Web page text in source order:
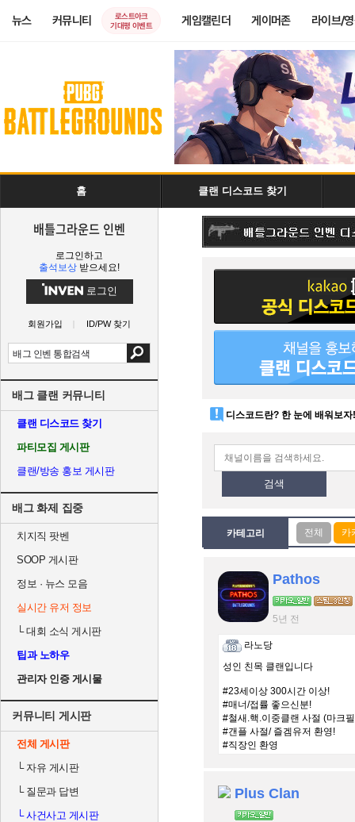
뉴스 커뮤니티
로스트아크
기대평 이벤트
게임캘린더 게이머존 라이브/
홈 클랜 디스코드 찾기
배틀그라운드 인벤
로그인하고
출석보상 받으세요!
로그인
회원가입 ID/PW 찾기
배그 클랜 커뮤니티
클랜 디스코드 찾기
파티모집 게시판
클랜/방송 홍보 게시판
배그 화제 집중
치지직 팟벤
SOOP 게시판
정보 · 뉴스 모음
실시간 유저 정보
└대회 소식 게시판
팁과 노하우
관리자 인증 게시물
커뮤니티 게시판
전체 게시판
└자유 게시판
└질문과 답변
└사건사고 게시판
디스코드란? 한 눈에 배워보자!
검색
카테고리
Pathos
5년 전
라노당
성인 친목 클랜입니다
#23세이상 300시간 이상!
#매너/접률 좋으신분!
#철새.핵.이중클랜 사절 (마크
#갠플 사절/ 즐겜유저 환영!
#직장인 환영
Plus Clan